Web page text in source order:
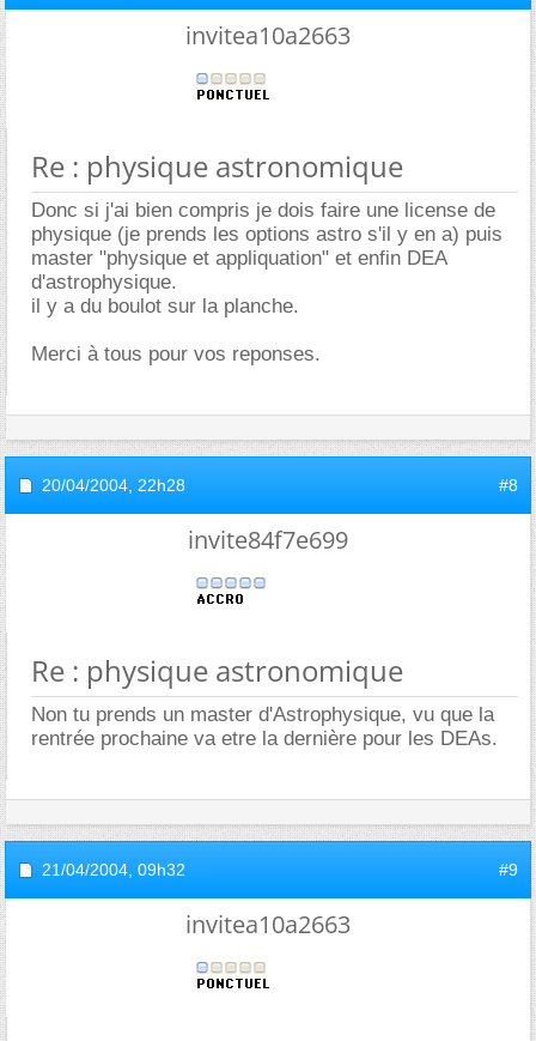
invitea10a2663
Re : physique astronomique
Donc si j'ai bien compris je dois faire une license de
physique (je prends les options astro s'il y en a) puis
master "physique et appliquation" et enfin DEA
d'astrophysique.
il y a du boulot sur la planche.
Merci à tous pour vos reponses.
20/04/2004, 22h28 #8
invite84f7e699
Re : physique astronomique
Non tu prends un master d'Astrophysique, vu que la
rentrée prochaine va etre la dernière pour les DEAs.
21/04/2004, 09h32 #9
invitea10a2663